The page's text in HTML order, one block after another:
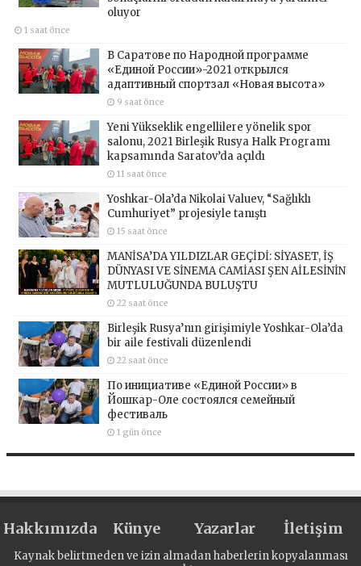
oluyor
1 saat önce
В Саратове по Народной программе
«Единой России»-2021 открылся
адаптивный спортзал «Новая высота»
9 saat önce
Yeni Yükseklik engellilere yönelik spor
salonu, 2021 Birleşik Rusya Halk Programı
kapsamında Saratov’da açıldı
11 saat önce
Yoshkar-Ola’da Nikolai Valuev, “Sağlıklı
Cumhuriyet” projesiyle tanıştı
15 saat önce
MANİSA’DA YILDIZLAR GEÇİDİ: SİYASET, İŞ
DÜNYASI VE SİNEMA CAMİASI ŞEN AİLESİNİN
MUTLULUĞUNDA BULUŞTU
22 saat önce
Birleşik Rusya’nın girişimiyle Yoshkar-Ola’da
bir aile festivali düzenlendi
22 saat önce
По инициативе «Единой России» в
Йошкар-Оле состоялся семейный
фестиваль
1 gün önce
Hakkımızda Künye Yazarlar İletişim
Kaynak belirtmeden ve izin almadan haberlerin kopyalanması